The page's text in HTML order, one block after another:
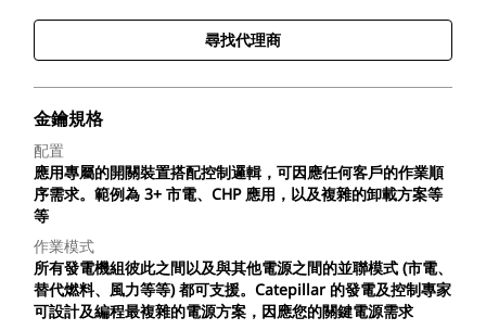
尋找代理商
金鑰規格
配置
應用專屬的開關裝置搭配控制邏輯，可因應任何客戶的作業順
序需求。範例為 3+ 市電、CHP 應用，以及複雜的卸載方案等
等
作業模式
所有發電機組彼此之間以及與其他電源之間的並聯模式 (市電、
替代燃料、風力等等) 都可支援。Catepillar 的發電及控制專家
可設計及編程最複雜的電源方案，因應您的關鍵電源需求